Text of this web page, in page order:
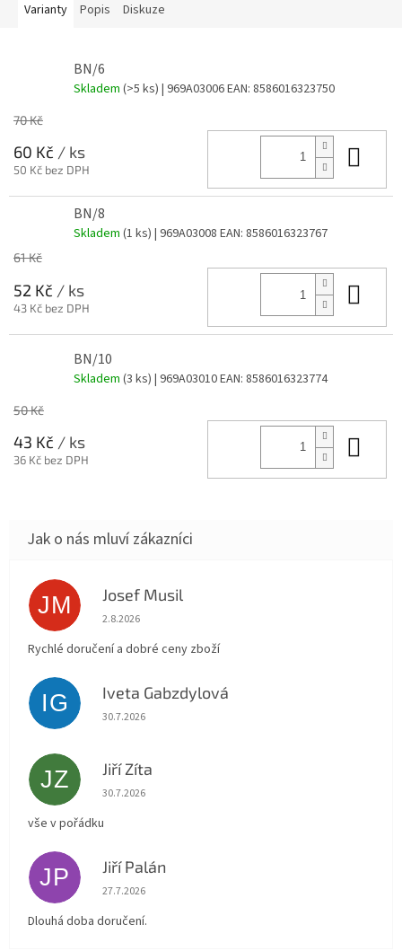
Varianty Popis Diskuze
BN/6
Skladem (>5 ks) | 969A03006EAN: 8586016323750
70 Kč
60 Kč / ks
50 Kč bez DPH
BN/8
Skladem (1 ks) | 969A03008 EAN: 8586016323767
61 Kč
52 Kč / ks
43 Kč bez DPH
BN/10
Skladem (3 ks) | 969A03010EAN: 8586016323774
50 Kč
43 Kč / ks
36 Kč bez DPH
JM Josef Musil
Hodnocení obchodu je 5 z 5 hvězdiček.
2.8.2026
Rychlé doručení a dobré ceny zboží
IG Iveta Gabzdylová
Hodnocení obchodu je 5 z 5 hvězdiček.
30.7.2026
JZ Jiří Zíta
Hodnocení obchodu je 5 z 5 hvězdiček.
30.7.2026
vše v pořádku
JP Jiří Palán
Hodnocení obchodu je 5 z 5 hvězdiček.
27.7.2026
Dlouhá doba doručení.